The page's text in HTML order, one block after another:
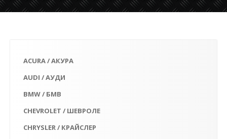
Автозапчасти
ACURA / АКУРА
AUDI / АУДИ
BMW / БМВ
CHEVROLET / ШЕВРОЛЕ
CHRYSLER / КРАЙСЛЕР